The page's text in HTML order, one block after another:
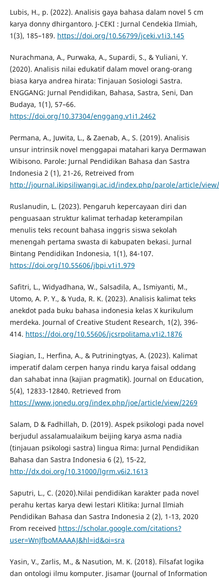
Lubis, H., p. (2022). Analisis gaya bahasa dalam novel 5 cm
karya donny dhirgantoro. J-CEKI : Jurnal Cendekia Ilmiah,
1(3), 185–189. https://doi.org/10.56799/jceki.v1i3.145
Nurachmana, A., Purwaka, A., Supardi, S., & Yuliani, Y.
(2020). Analisis nilai edukatif dalam movel orang-orang
biasa karya andrea hirata: Tinjauan Sosiologi Sastra.
ENGGANG: Jurnal Pendidikan, Bahasa, Sastra, Seni, Dan
Budaya, 1(1), 57–66.
https://doi.org/10.37304/enggang.v1i1.2462
Permana, A., Juwita, L., & Zaenab, A., S. (2019). Analisis
unsur intrinsik novel menggapai matahari karya Dermawan
Wibisono. Parole: Jurnal Pendidikan Bahasa dan Sastra
Indonesia 2 (1), 21-26, Retreived from
http://journal.ikipsiliwangi.ac.id/index.php/parole/article/
Ruslanudin, L. (2023). Pengaruh kepercayaan diri dan
penguasaan struktur kalimat terhadap keterampilan
menulis teks recount bahasa inggris siswa sekolah
menengah pertama swasta di kabupaten bekasi. Jurnal
Bintang Pendidikan Indonesia, 1(1), 84-107.
https://doi.org/10.55606/jbpi.v1i1.979
Safitri, L., Widyadhana, W., Salsadila, A., Ismiyanti, M.,
Utomo, A. P. Y., & Yuda, R. K. (2023). Analisis kalimat teks
anekdot pada buku bahasa indonesia kelas X kurikulum
merdeka. Journal of Creative Student Research, 1(2), 396-
414. https://doi.org/10.55606/jcsrpolitama.v1i2.1876
Siagian, I., Herfina, A., & Putriningtyas, A. (2023). Kalimat
imperatif dalam cerpen hanya rindu karya faisal oddang
dan sahabat inna (kajian pragmatik). Journal on Education,
5(4), 12833-12840. Retrieved from
https://www.jonedu.org/index.php/joe/article/view/2269
Salam, D & Fadhillah, D. (2019). Aspek psikologi pada novel
berjudul assalamualaikum beijing karya asma nadia
(tinjauan psikologi sastra) lingua Rima: Jurnal Pendidikan
Bahasa dan Sastra Indonesia 6 (2), 15-22,
http://dx.doi.org/10.31000/lgrm.v6i2.1613
Saputri, L., C. (2020).Nilai pendidikan karakter pada novel
perahu kertas karya dewi lestari Klitika: Jurnal Ilmiah
Pendidikan Bahasa dan Sastra Indonesia 2 (2), 1-13, 2020
From received https://scholar.google.com/citations?
user=WnJfboMAAAAJ&hl=id&oi=sra
Yasin, V., Zarlis, M., & Nasution, M. K. (2018). Filsafat logika
dan ontologi ilmu komputer. Jisamar (Journal of Information